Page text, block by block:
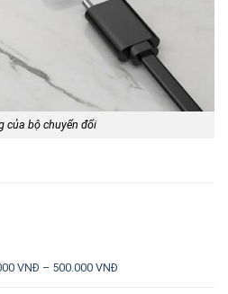
của bộ chuyển đổi
VNĐ – 500.000 VNĐ